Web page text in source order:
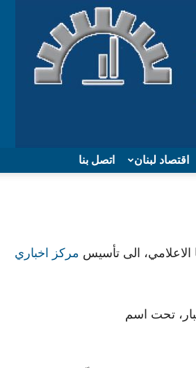
اتصل بنا اقتصاد لبنان
الى تأسيس مركز اخباري
تحت اسم